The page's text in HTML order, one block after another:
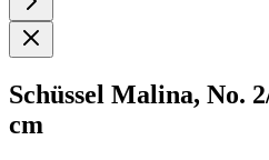
Schüssel Malina, No.
cm